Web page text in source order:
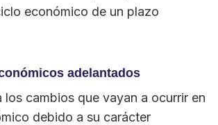
económico de un plazo
adelantados
los cambios que vayan a ocurrir en
debido a su carácter